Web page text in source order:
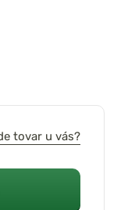
tovar u vás?